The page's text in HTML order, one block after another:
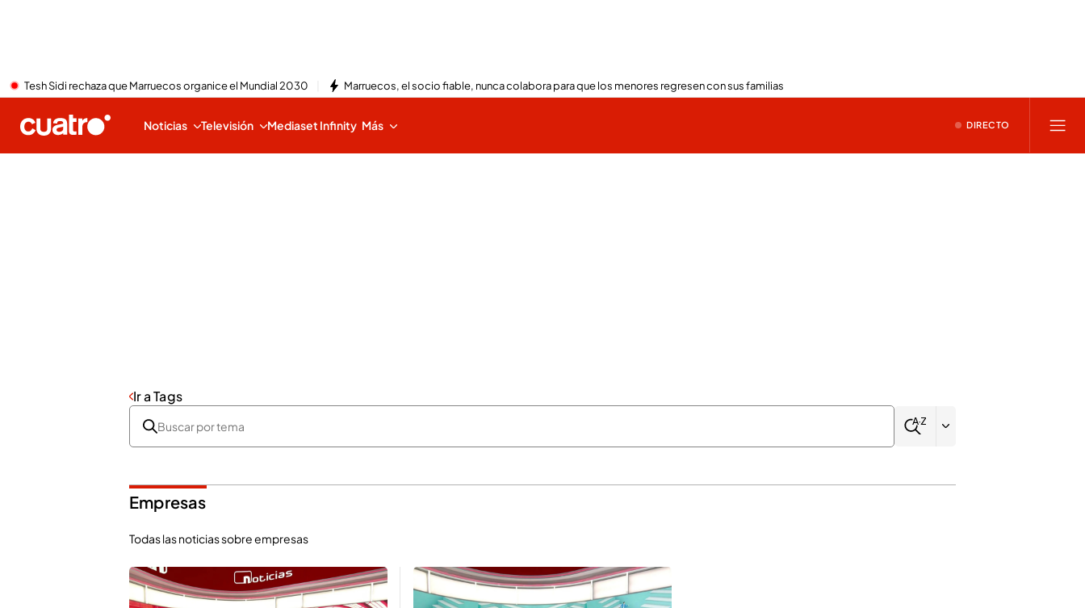
Tesh Sidi rechaza que Marruecos organice el Mundial 2030 Marruecos, el socio fiable, nunca colabora para que los menores regresen con sus familias
Noticias Televisión Mediaset Infinity Más DIRECTO
Ir a Tags
Empresas
Todas las noticias sobre empresas